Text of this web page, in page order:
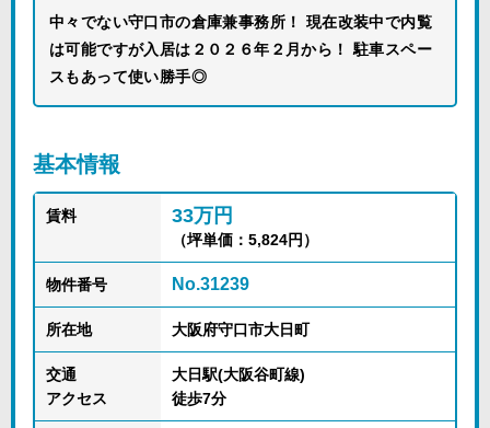
中々でない守口市の倉庫兼事務所！ 現在改装中で内覧
は可能ですが入居は２０２６年２月から！ 駐車スペー
スもあって使い勝手◎
基本情報
賃料 33万円
（坪単価：5,824円）
物件番号 No.31239
所在地 大阪府守口市大日町
交通
アクセス
大日駅(大阪谷町線)
徒歩7分